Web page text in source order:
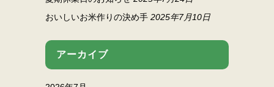
おいしいお米作りの決め手 2025年7月10日
アーカイブ